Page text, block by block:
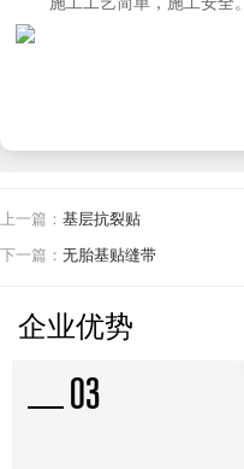
上一篇： 基层抗裂贴
下一篇： 无胎基贴缝带
企业优势
03